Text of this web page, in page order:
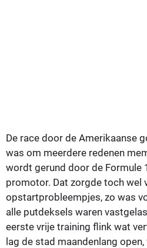
De race door de Amerikaanse
was om meerdere redenen
wordt gerund door de Formule
promotor. Dat zorgde toch wel
opstartprobleempjes, zo was
alle putdeksels waren
eerste vrije training flink wat
lag de stad maandenlang